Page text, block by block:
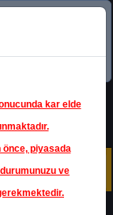
kar elde
piyasada
ve